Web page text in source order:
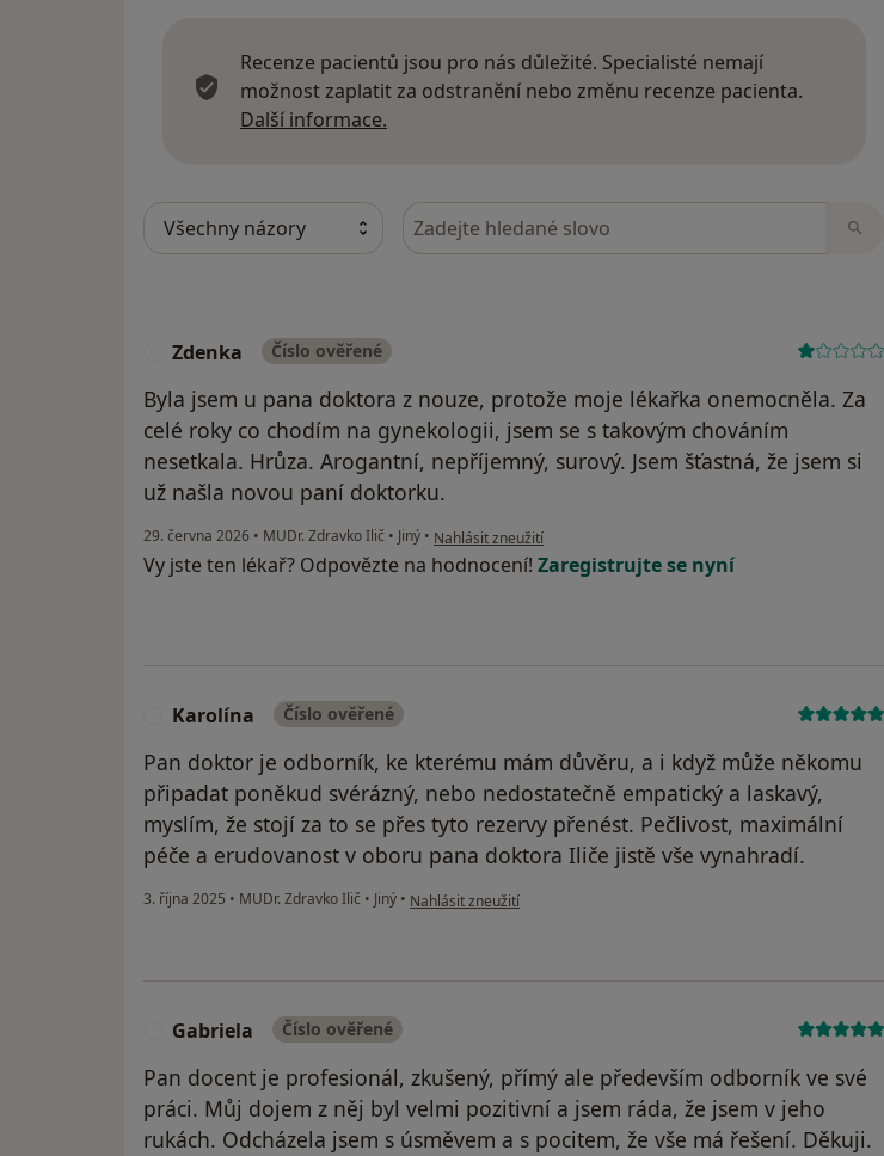
Recenze pacientů jsou pro nás důležité. Specialisté nemají
možnost zaplatit za odstranění nebo změnu recenze pacienta.
Další informace.
Hledejte v názorech
Zdenka Číslo ověřené
Byla jsem u pana doktora z nouze, protože moje lékařka onemocněla. Za
celé roky co chodím na gynekologii, jsem se s takovým chováním
nesetkala. Hrůza. Arogantní, nepříjemný, surový. Jsem šťastná, že jsem si
už našla novou paní doktorku.
29. června 2026 • MUDr. Zdravko Ilič • Jiný • podle názoru uživatele Zdenka
Nahlásit zneužití
Vy jste ten lékař? Odpovězte na hodnocení! Zaregistrujte se nyní
Karolína Číslo ověřené
Pan doktor je odborník, ke kterému mám důvěru, a i když může někomu
připadat poněkud svérázný, nebo nedostatečně empatický a laskavý,
myslím, že stojí za to se přes tyto rezervy přenést. Pečlivost, maximální
péče a erudovanost v oboru pana doktora Iliče jistě vše vynahradí.
3. října 2025 • MUDr. Zdravko Ilič • Jiný • podle názoru uživatele Karolína
Nahlásit zneužití
Gabriela Číslo ověřené
Pan docent je profesionál, zkušený, přímý ale především odborník ve své
práci. Můj dojem z něj byl velmi pozitivní a jsem ráda, že jsem v jeho
rukách. Odcházela jsem s úsměvem a s pocitem, že vše má řešení. Děkuji.